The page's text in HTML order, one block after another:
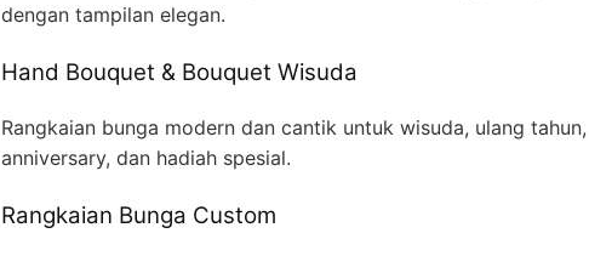
dengan tampilan elegan.
Hand Bouquet & Bouquet Wisuda
Rangkaian bunga modern dan cantik untuk wisuda, ulang tahun,
anniversary, dan hadiah spesial.
Rangkaian Bunga Custom